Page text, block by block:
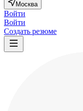
Москва
Войти
Войти
Создать резюме